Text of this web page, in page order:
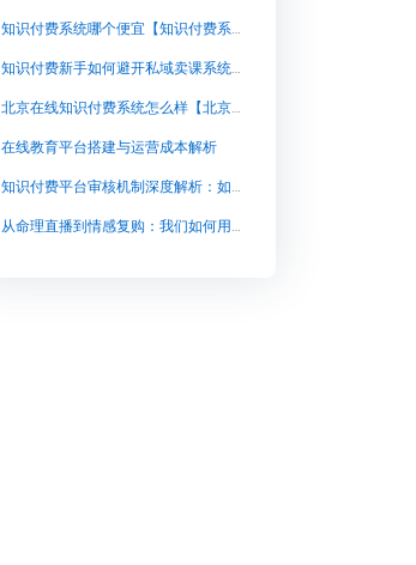
知识付费系统哪个便宜【知识付费系统哪个便宜知识付费系统系统怎么制作，知识付费系统搭建使用教程】
知识付费新手如何避开私域卖课系统选型误区？聚焦审核功能深度对比
北京在线知识付费系统怎么样【北京在线知识付费系统怎么样知识付费系统系统怎么制作，知识付费系统搭建使用教程】
在线教育平台搭建与运营成本解析
知识付费平台审核机制深度解析：如何为卖课系统选择安全合规的基石
从命理直播到情感复购：我们如何用私域直播实现年复一年的稳定成交